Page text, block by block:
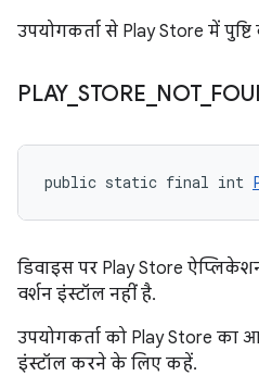
उपयोगकर्ता से Play Store में
PLAY_ STORE NOT_
public static final int
डिवाइस पर Play Store
वर्शन इंस्टॉल नहीं है.
उपयोगकर्ता को Play Store का
इंस्टॉल करने के लिए कहें.